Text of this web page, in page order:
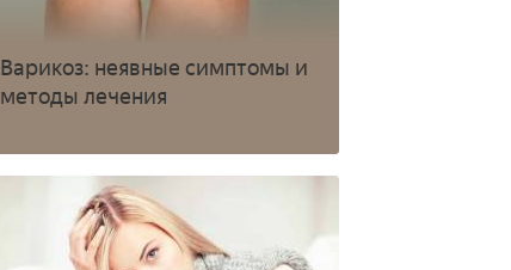
Варикоз: неявные симптомы и
методы лечения